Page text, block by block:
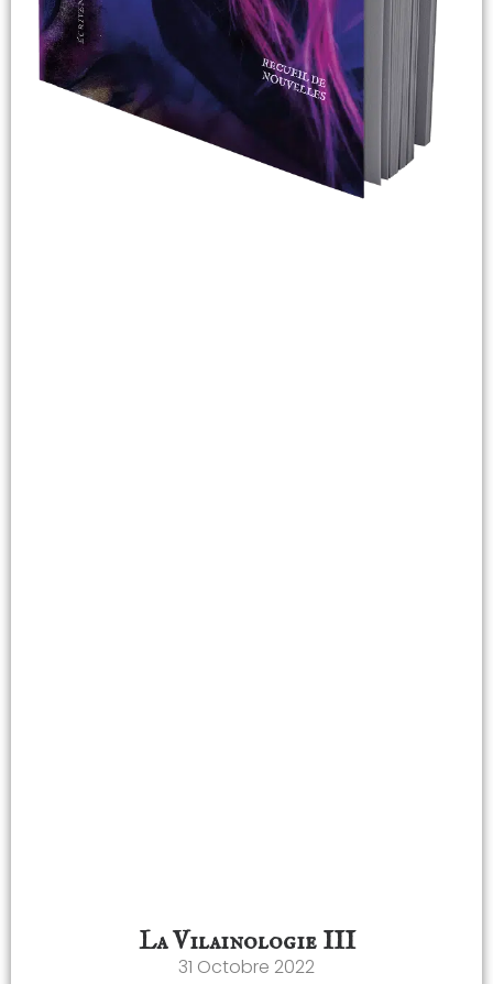
La Vilainologie III
31 Octobre 2022